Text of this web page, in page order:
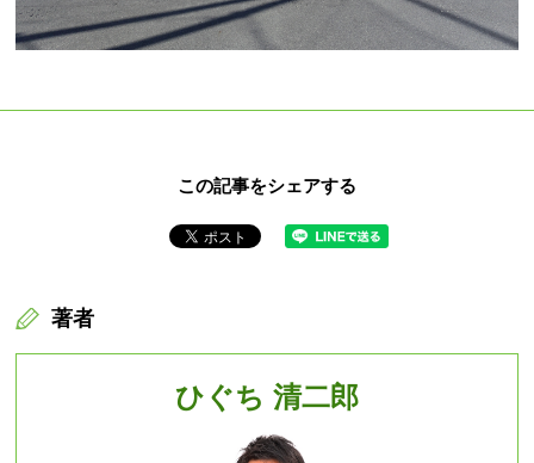
この記事をシェアする
著者
ひぐち 清二郎